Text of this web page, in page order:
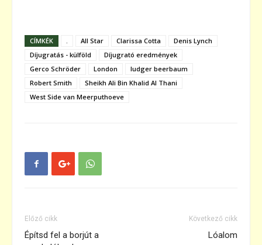
CÍMKÉK . All Star Clarissa Cotta
Denis Lynch
Díjugratás - külföld
Díjugrató eredmények
Gerco Schröder
London
ludger beerbaum
Robert Smith
Sheikh Ali Bin Khalid Al Thani
West Side van Meerputhoeve
Előző cikk
Építsd fel a borjút a
Következő cikk
Lóalom